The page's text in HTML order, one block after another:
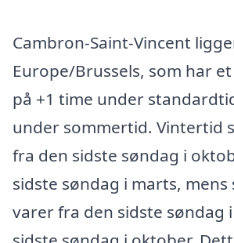
Cambron-Saint-Vincent
Europe/Brussels, som har
på +1 time under
under sommertid. Vintertid
fra den sidste søndag i
sidste søndag i marts,
varer fra den sidste søndag